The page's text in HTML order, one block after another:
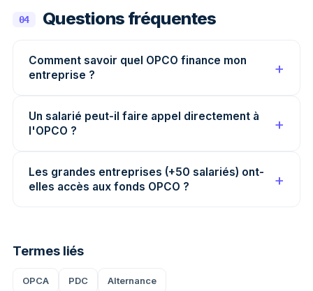
04 Questions fréquentes
Comment savoir quel OPCO finance mon
entreprise ?
Un salarié peut-il faire appel directement à
l'OPCO ?
Les grandes entreprises (+50 salariés) ont-
elles accès aux fonds OPCO ?
Termes liés
OPCA PDC Alternance